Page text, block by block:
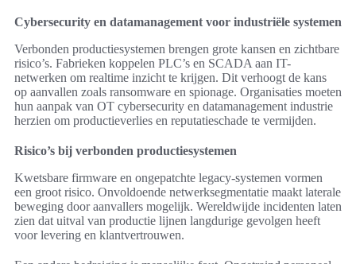
Cybersecurity en datamanagement voor industriële systemen
Verbonden productiesystemen brengen grote kansen en zichtbare
risico’s. Fabrieken koppelen PLC’s en SCADA aan IT-
netwerken om realtime inzicht te krijgen. Dit verhoogt de kans
op aanvallen zoals ransomware en spionage. Organisaties moeten
hun aanpak van OT cybersecurity en datamanagement industrie
herzien om productieverlies en reputatieschade te vermijden.
Risico’s bij verbonden productiesystemen
Kwetsbare firmware en ongepatchte legacy-systemen vormen
een groot risico. Onvoldoende netwerksegmentatie maakt laterale
beweging door aanvallers mogelijk. Wereldwijde incidenten laten
zien dat uitval van productie lijnen langdurige gevolgen heeft
voor levering en klantvertrouwen.